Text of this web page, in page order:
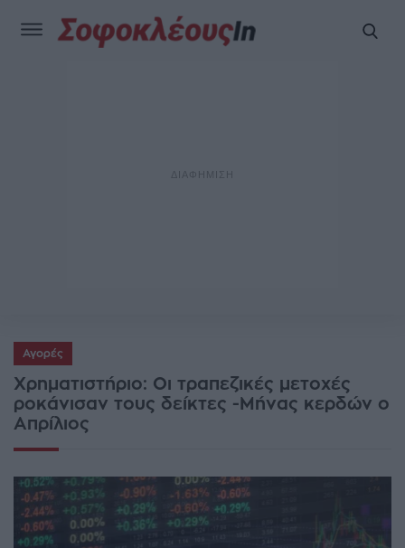
Αγορές
Χρηματιστήριο: Οι τραπεζικές μετοχές
ροκάνισαν τους δείκτες -Μήνας κερδών ο
Απρίλιος